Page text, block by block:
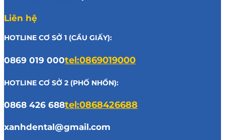
Liên hệ
HOTLINE CƠ SỞ 1 (CẦU GIẤY):
0869 019 000tel:0869019000
HOTLINE CƠ SỞ 2 (PHỐ NHỔN):
0868 426 688tel:0868426688
xanhdental@gmail.com